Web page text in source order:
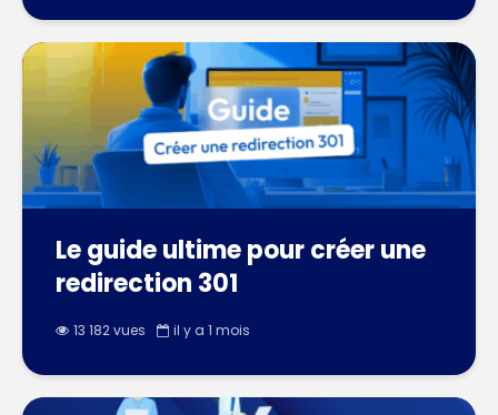
Le guide ultime pour créer une
redirection 301
13 182 vues il y a 1 mois